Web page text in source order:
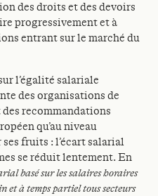
des droits et des devoirs
progressivement et à
entrant sur le marché du
l’égalité salariale
des organisations de
des recommandations
qu’au niveau
fruits : l’écart salarial
se réduit lentement. En
basé sur les salaires horaires
et à temps partiel tous secteurs